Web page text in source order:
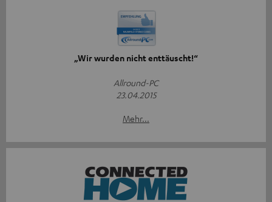
„Wir wurden nicht enttäuscht!“
Allround-PC
23.04.2015
Mehr...